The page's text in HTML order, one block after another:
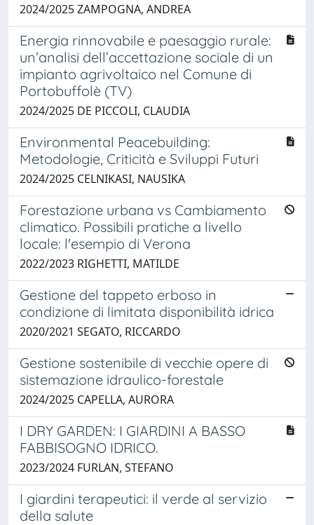
2024/2025 ZAMPOGNA, ANDREA
Energia rinnovabile e paesaggio rurale:
un’analisi dell’accettazione sociale di un
impianto agrivoltaico nel Comune di
Portobuffolè (TV)
2024/2025 DE PICCOLI, CLAUDIA
Environmental Peacebuilding:
Metodologie, Criticità e Sviluppi Futuri
2024/2025 CELNIKASI, NAUSIKA
Forestazione urbana vs Cambiamento
climatico. Possibili pratiche a livello
locale: l'esempio di Verona
2022/2023 RIGHETTI, MATILDE
Gestione del tappeto erboso in
condizione di limitata disponibilità idrica
2020/2021 SEGATO, RICCARDO
Gestione sostenibile di vecchie opere di
sistemazione idraulico-forestale
2024/2025 CAPELLA, AURORA
I DRY GARDEN: I GIARDINI A BASSO
FABBISOGNO IDRICO.
2023/2024 FURLAN, STEFANO
I giardini terapeutici: il verde al servizio
della salute